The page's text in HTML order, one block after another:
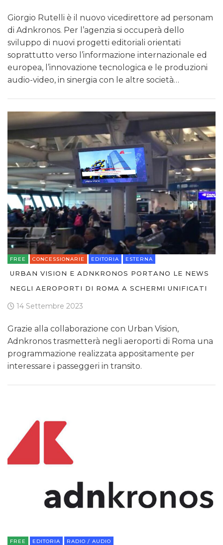
Giorgio Rutelli è il nuovo vicedirettore ad personam
di Adnkronos. Per l’agenzia si occuperà dello
sviluppo di nuovi progetti editoriali orientati
soprattutto verso l’informazione internazionale ed
europea, l’innovazione tecnologica e le produzioni
audio-video, in sinergia con le altre società…
FREE CONCESSIONARIE EDITORIA ESTERNA
URBAN VISION E ADNKRONOS PORTANO LE NEWS
NEGLI AEROPORTI DI ROMA A SCHERMI UNIFICATI
14 Settembre 2023
Grazie alla collaborazione con Urban Vision,
Adnkronos trasmetterà negli aeroporti di Roma una
programmazione realizzata appositamente per
interessare i passeggeri in transito.
FREE EDITORIA RADIO / AUDIO